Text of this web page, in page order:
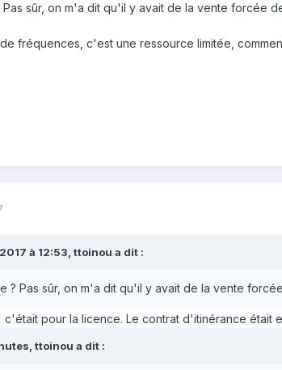
Pas sûr, on m'a dit qu'il y avait de la vente forcée
fréquences, c'est une ressource limitée,
à 12:53, ttoinou a dit :
? Pas sûr, on m'a dit qu'il y avait de la vente
pour la licence. Le contrat d'itinérance était
ttoinou a dit :